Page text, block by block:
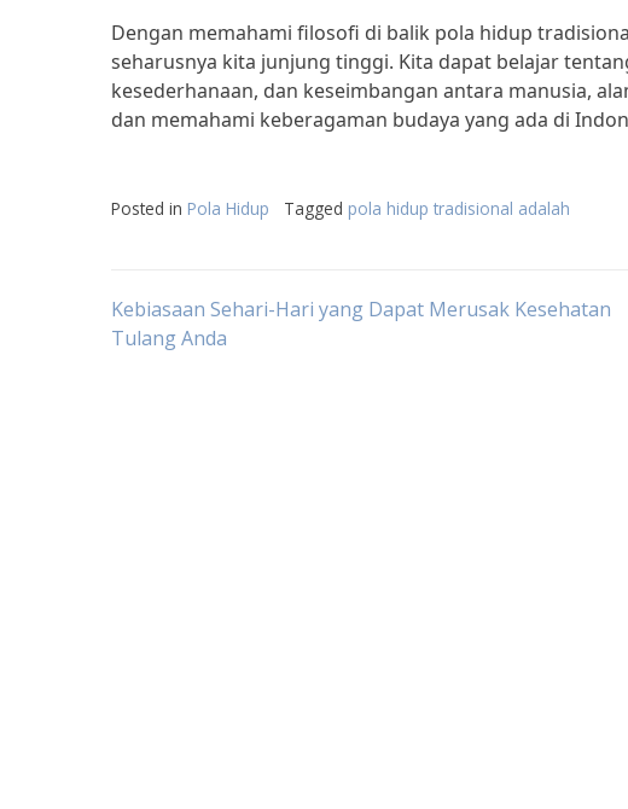
Dengan memahami filosofi di balik pola hidup
seharusnya kita junjung tinggi. Kita dapat belajar
kesederhanaan, dan keseimbangan antara manusia,
dan memahami keberagaman budaya yang ada di
Posted in Pola Hidup Tagged pola hidup tradisional adalah
Post
Kebiasaan Sehari-Hari yang Dapat Merusak Kesehatan
Tulang Anda